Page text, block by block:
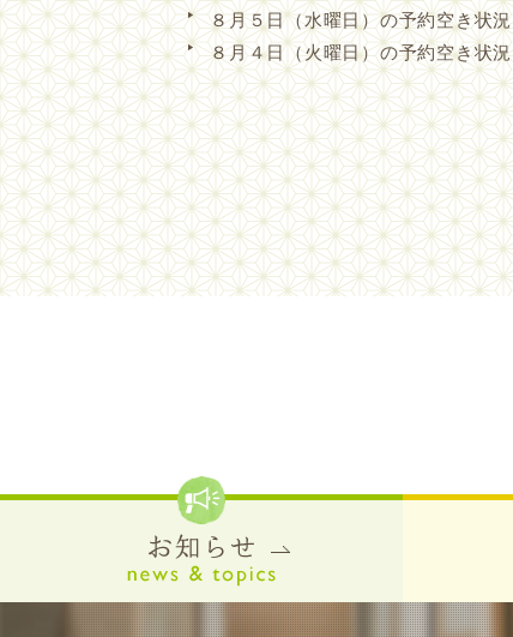
８月５日（水曜日）の予約空き状況
８月４日（火曜日）の予約空き状況